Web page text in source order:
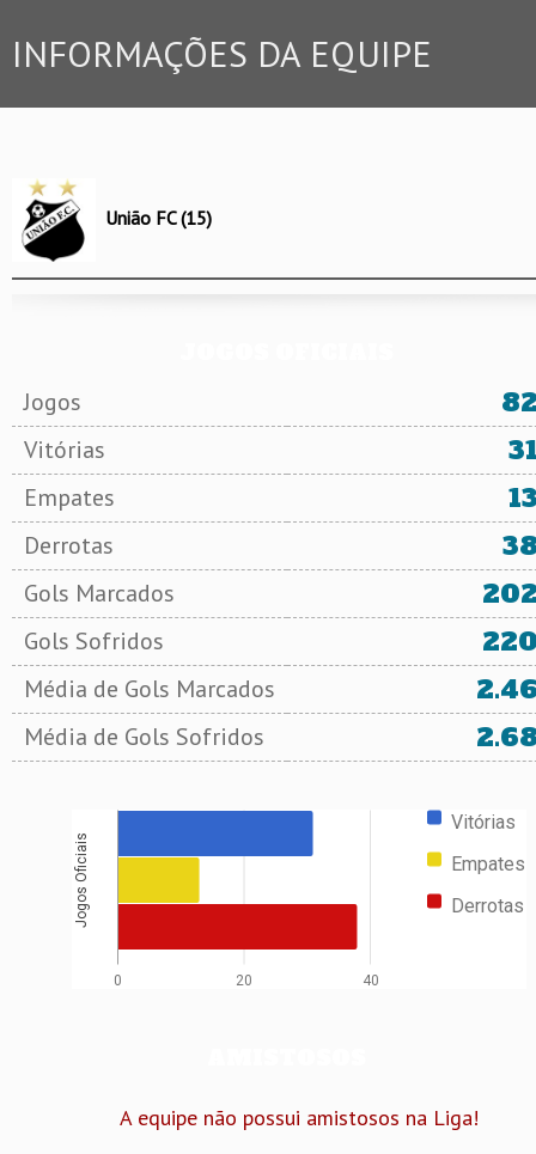
INFORMAÇÕES DA EQUIPE
União FC (15)
Jogos
Vitórias
Empates
Derrotas
Gols Marcados
Gols Sofridos
Média de Gols Marcados
Média de Gols Sofridos
Vitórias
Empates
Derrotas
0 20 40
Jogos Oficiais
A equipe não possui amistosos na Liga!